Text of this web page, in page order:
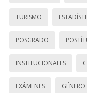
TURISMO
POSGRADO
INSTITUCIONALES
EXÁMENES GÉNERO